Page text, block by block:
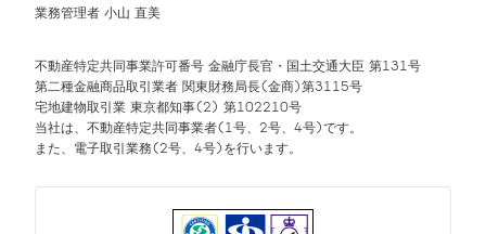
業務管理者 小山 直美
不動産特定共同事業許可番号 金融庁長官・国土交通大臣 第131号
第二種金融商品取引業者 関東財務局長(金商)第3115号
宅地建物取引業 東京都知事(2) 第102210号
当社は、不動産特定共同事業者(1号、2号、4号)です。
また、電子取引業務(2号、4号)を行います。